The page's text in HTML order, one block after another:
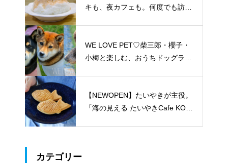
キも、夜カフェも。何度でも訪れ
WE LOVE PET♡柴三郎・櫻子・
小梅と楽しむ、おうちドッグラン
【NEWOPEN】たいやきが主役。
「海の見える たいやきCafe KOM
カテゴリー